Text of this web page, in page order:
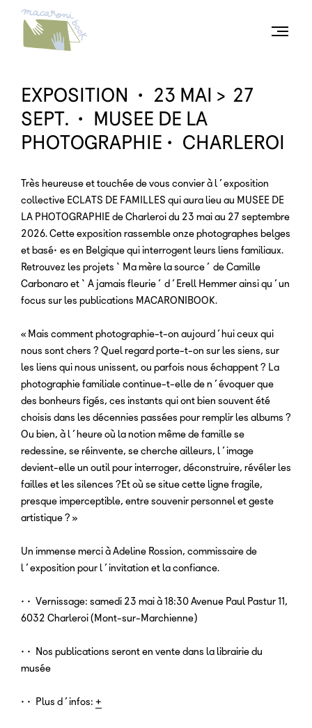
EXPOSITION • 23 MAI > 27
SEPT. • MUSEE DE LA
PHOTOGRAPHIE • CHARLEROI
Très heureuse et touchée de vous convier à l’exposition
collective ECLATS DE FAMILLES qui aura lieu au MUSEE DE
LA PHOTOGRAPHIE de Charleroi du 23 mai au 27 septembre
2026. Cette exposition rassemble onze photographes belges
et basé•es en Belgique qui interrogent leurs liens familiaux.
Retrouvez les projets ‘Ma mère la source’ de Camille
Carbonaro et ‘A jamais fleurie’ d’Erell Hemmer ainsi qu’un
focus sur les publications MACARONIBOOK.
« Mais comment photographie-t-on aujourd’hui ceux qui
nous sont chers ? Quel regard porte-t-on sur les siens, sur
les liens qui nous unissent, ou parfois nous échappent ? La
photographie familiale continue-t-elle de n’évoquer que
des bonheurs figés, ces instants qui ont bien souvent été
choisis dans les décennies passées pour remplir les albums ?
Ou bien, à l’heure où la notion même de famille se
redessine, se réinvente, se cherche ailleurs, l’image
devient-elle un outil pour interroger, déconstruire, révéler les
failles et les silences ?Et où se situe cette ligne fragile,
presque imperceptible, entre souvenir personnel et geste
artistique ? »
Un immense merci à Adeline Rossion, commissaire de
l’exposition pour l’invitation et la confiance.
•• Vernissage: samedi 23 mai à 18:30 Avenue Paul Pastur 11,
6032 Charleroi (Mont-sur-Marchienne)
•• Nos publications seront en vente dans la librairie du
musée
•• Plus d’infos: +